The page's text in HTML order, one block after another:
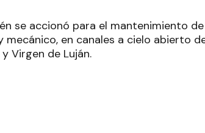
se accionó para el mantenimiento
mecánico, en canales a cielo abierto
Virgen de Luján.